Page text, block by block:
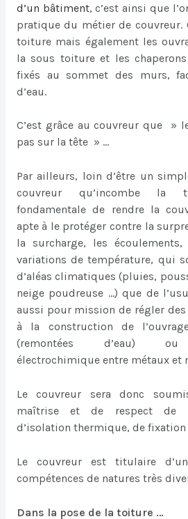
d’un bâtiment, c’est ainsi que
pratique du métier de couvreur.
toiture mais également les
la sous toiture et les
fixés au sommet des murs,
d’eau.
C’est grâce au couvreur que »
pas sur la tête » …
Par ailleurs, loin d’être un
couvreur qu’incombe la
fondamentale de rendre la
apte à le protéger contre la
la surcharge, les
variations de température, qui
d’aléas climatiques (pluies,
neige poudreuse …) que de
aussi pour mission de régler
à la construction de
(remontées d’eau) ou
électrochimique entre métaux et
Le couvreur sera donc
maîtrise et de respect de
d’isolation thermique, de
Le couvreur est titulaire
compétences de natures très
Dans la pose de la toiture …